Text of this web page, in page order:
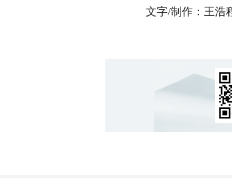
文字/制作：王浩